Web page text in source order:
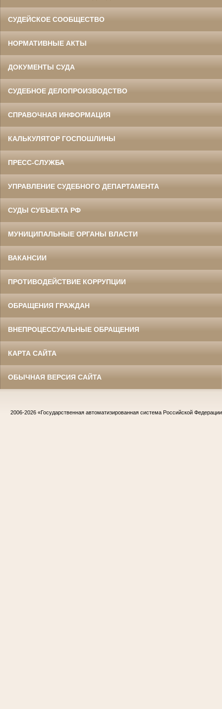
СУДЕЙСКОЕ СООБЩЕСТВО
НОРМАТИВНЫЕ АКТЫ
ДОКУМЕНТЫ СУДА
СУДЕБНОЕ ДЕЛОПРОИЗВОДСТВО
СПРАВОЧНАЯ ИНФОРМАЦИЯ
КАЛЬКУЛЯТОР ГОСПОШЛИНЫ
ПРЕСС-СЛУЖБА
УПРАВЛЕНИЕ СУДЕБНОГО ДЕПАРТАМЕНТА
СУДЫ СУБЪЕКТА РФ
МУНИЦИПАЛЬНЫЕ ОРГАНЫ ВЛАСТИ
ВАКАНСИИ
ПРОТИВОДЕЙСТВИЕ КОРРУПЦИИ
ОБРАЩЕНИЯ ГРАЖДАН
ВНЕПРОЦЕССУАЛЬНЫЕ ОБРАЩЕНИЯ
КАРТА САЙТА
ОБЫЧНАЯ ВЕРСИЯ САЙТА
2006-2026 «Государственная автоматизированная система Российской